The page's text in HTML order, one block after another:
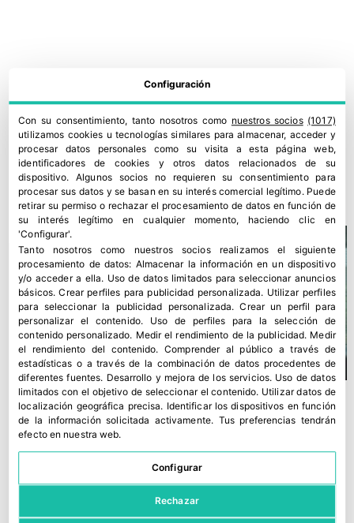
XVII Asamblea General de +Brócoli – GALERÍA DE IMÁGENES
19 mayo, 2026
Configuración
Con su consentimiento, tanto nosotros como nuestros socios (1017)
utilizamos cookies u tecnologías similares para almacenar, acceder y
procesar datos personales como su visita a esta página web,
identificadores de cookies y otros datos relacionados de su
dispositivo. Algunos socios no requieren su consentimiento para
procesar sus datos y se basan en su interés comercial legítimo. Puede
retirar su permiso o rechazar el procesamiento de datos en función de
su interés legítimo en cualquier momento, haciendo clic en
'Configurar'.
Tanto nosotros como nuestros socios realizamos el siguiente
procesamiento de datos: Almacenar la información en un dispositivo
y/o acceder a ella. Uso de datos limitados para seleccionar anuncios
básicos.Crear perfiles para publicidad personalizada. Utilizar perfiles
para seleccionar la publicidad personalizada.Crear un perfil para
personalizar el contenido. Uso de perfiles para la selección de
contenido personalizado. Medir el rendimiento de la publicidad. Medir
el rendimiento del contenido.Comprender al público a través de
estadísticas o a través de la combinación de datos procedentes de
diferentes fuentes. Desarrollo y mejora de los servicios. Uso de datos
limitados con el objetivo de seleccionar el contenido. Utilizar datos de
localización geográfica precisa. Identificar los dispositivos en función
de la información solicitada activamente. Tus preferencias tendrán
efecto en nuestra web.
Configurar
Rechazar